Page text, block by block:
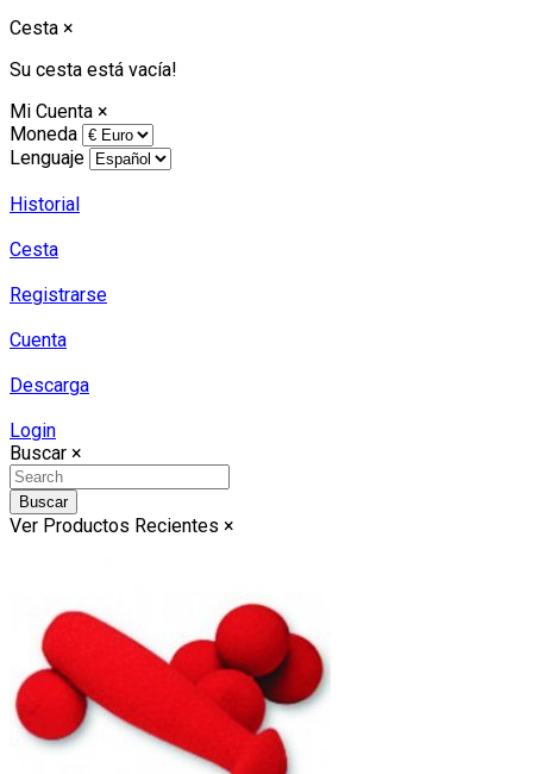
Cesta ×
Su cesta está vacía!
Mi Cuenta ×
Moneda
Lenguaje
Historial
Cesta
Registrarse
Cuenta
Descarga
Login
Buscar ×
Buscar
Ver Productos Recientes ×